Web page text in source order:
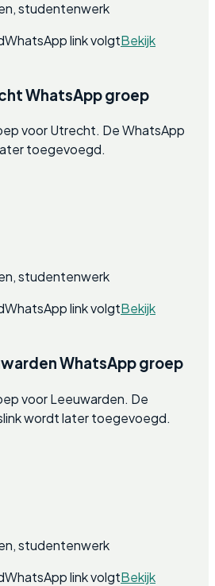
studentenwerk
WhatsApp link volgtBekijk
WhatsApp groep
voor Utrecht. De WhatsApp
toegevoegd.
studentenwerk
WhatsApp link volgtBekijk
WhatsApp groep
voor Leeuwarden. De
wordt later toegevoegd.
studentenwerk
WhatsApp link volgtBekijk